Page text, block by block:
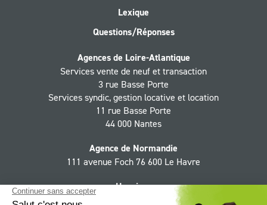
Lexique
Questions/Réponses
Agences de Loire-Atlantique
Services vente de neuf et transaction
3 rue Basse Porte
Services syndic, gestion locative et location
11 rue Basse Porte
44 000 Nantes
Agence de Normandie
111 avenue Foch 76 600 Le Havre
Horaires